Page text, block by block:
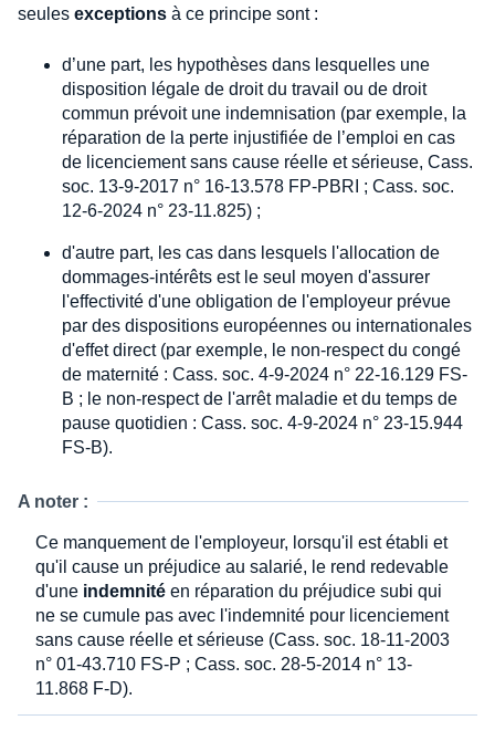
seules exceptions à ce principe sont :
d’une part, les hypothèses dans lesquelles une
disposition légale de droit du travail ou de droit
commun prévoit une indemnisation (par exemple, la
réparation de la perte injustifiée de l’emploi en cas
de licenciement sans cause réelle et sérieuse, Cass.
soc. 13-9-2017 n° 16-13.578 FP-PBRI ; Cass. soc.
12-6-2024 n° 23-11.825) ;
d'autre part, les cas dans lesquels l'allocation de
dommages-intérêts est le seul moyen d'assurer
l'effectivité d'une obligation de l'employeur prévue
par des dispositions européennes ou internationales
d'effet direct (par exemple, le non-respect du congé
de maternité : Cass. soc. 4-9-2024 n° 22-16.129 FS-
B ; le non-respect de l'arrêt maladie et du temps de
pause quotidien : Cass. soc. 4-9-2024 n° 23-15.944
FS-B).
A noter :
Ce manquement de l'employeur, lorsqu'il est établi et
qu'il cause un préjudice au salarié, le rend redevable
d'une indemnité en réparation du préjudice subi qui
ne se cumule pas avec l'indemnité pour licenciement
sans cause réelle et sérieuse (Cass. soc. 18-11-2003
n° 01-43.710 FS-P ; Cass. soc. 28-5-2014 n° 13-
11.868 F-D).